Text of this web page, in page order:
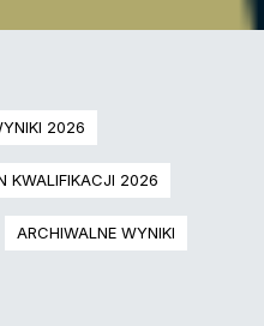
2026
KWALIFIKACJI 2026
ARCHIWALNE WYNIKI